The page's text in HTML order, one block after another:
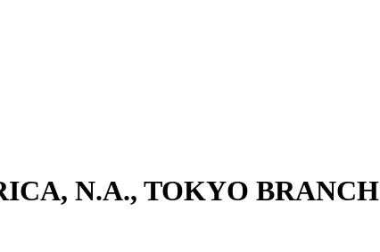
N.A., TOKYO BRANCH